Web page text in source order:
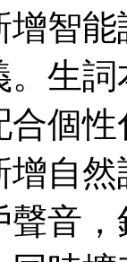
增智
生
個
增自
音